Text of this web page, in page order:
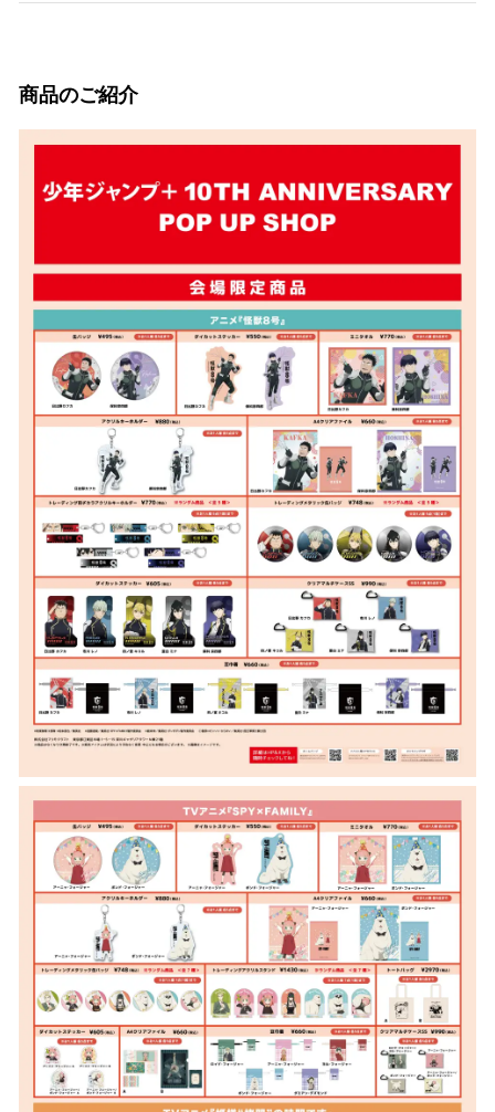
商品のご紹介